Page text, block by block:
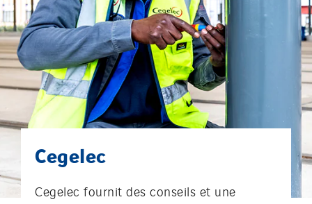
Cegelec
Cegelec fournit des conseils et une